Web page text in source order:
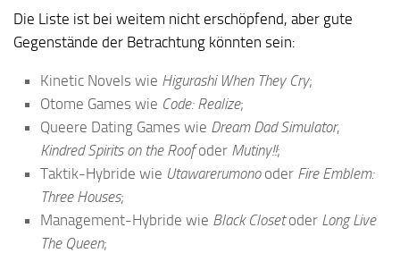
Die Liste ist bei weitem nicht erschöpfend, aber gute
Gegenstände der Betrachtung könnten sein:
Kinetic Novels wie Higurashi When They Cry;
Otome Games wie Code: Realize;
Queere Dating Games wie Dream Dad Simulator,
Kindred Spirits on the Roofoder Mutiny!!;
Taktik-Hybride wie Utawarerumonooder Fire Emblem:
Three Houses;
Management-Hybride wie Black Closetoder Long Live
The Queen;